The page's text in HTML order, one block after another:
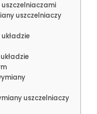
uszczelniaczy
uszczelniaczy